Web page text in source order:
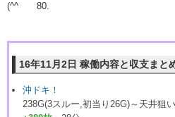
(^^ゞ 80.
16年11月2日 稼働内容と収支まと
沖ドキ！
238G(3スルー,初当り26G)～天井狙い